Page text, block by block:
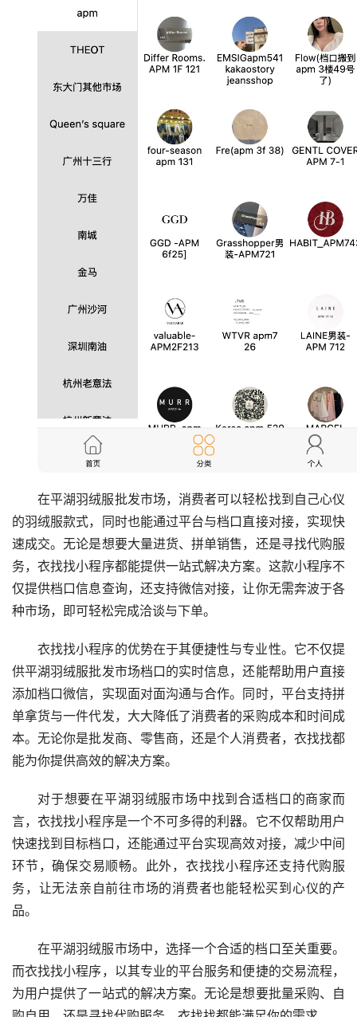
在平湖羽绒服批发市场，消费者可以轻松找到自己心仪
的羽绒服款式，同时也能通过平台与档口直接对接，实现快
速成交。无论是想要大量进货、拼单销售，还是寻找代购服
务，衣找找小程序都能提供一站式解决方案。这款小程序不
仅提供档口信息查询，还支持微信对接，让你无需奔波于各
种市场，即可轻松完成洽谈与下单。
衣找找小程序的优势在于其便捷性与专业性。它不仅提
供平湖羽绒服批发市场档口的实时信息，还能帮助用户直接
添加档口微信，实现面对面沟通与合作。同时，平台支持拼
单拿货与一件代发，大大降低了消费者的采购成本和时间成
本。无论你是批发商、零售商，还是个人消费者，衣找找都
能为你提供高效的解决方案。
对于想要在平湖羽绒服市场中找到合适档口的商家而
言，衣找找小程序是一个不可多得的利器。它不仅帮助用户
快速找到目标档口，还能通过平台实现高效对接，减少中间
环节，确保交易顺畅。此外，衣找找小程序还支持代购服
务，让无法亲自前往市场的消费者也能轻松买到心仪的产
品。
在平湖羽绒服市场中，选择一个合适的档口至关重要。
而衣找找小程序，以其专业的平台服务和便捷的交易流程，
为用户提供了一站式的解决方案。无论是想要批量采购、自